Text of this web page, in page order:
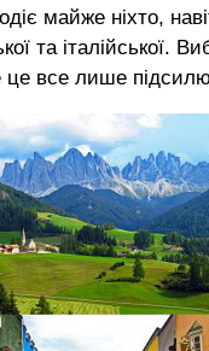
майже ніхто,
та італійської.
все лише